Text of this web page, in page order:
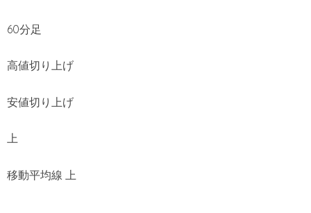
60分足
高値切り上げ
安値切り上げ
上
移動平均線 上